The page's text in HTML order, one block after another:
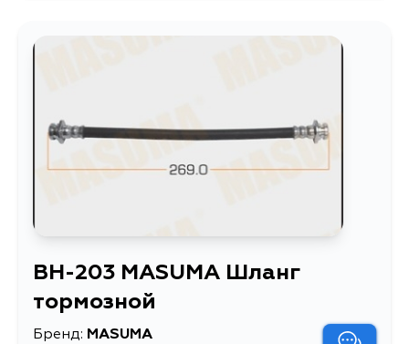
BH-203 MASUMA Шланг
тормозной
Бренд: MASUMA